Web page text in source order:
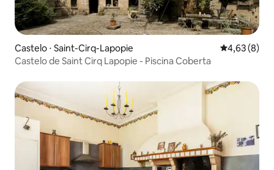
Castelo ⋅ Saint-Cirq-Lapopie 4,63 de uma
4,63 (8)
Castelo de Saint Cirq Lapopie - Piscina Coberta